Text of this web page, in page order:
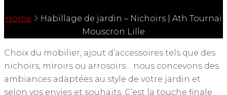
Home
Habillage de jardin – Nichoirs | Ath Tournai
Mouscron Lille
Choix du mobilier, ajout d’accessoires tels que des
nichoirs, miroirs ou arrosoirs… nous concevons des
ambiances adaptées au style de votre jardin et
selon vos envies et souhaits. C’est la touche finale